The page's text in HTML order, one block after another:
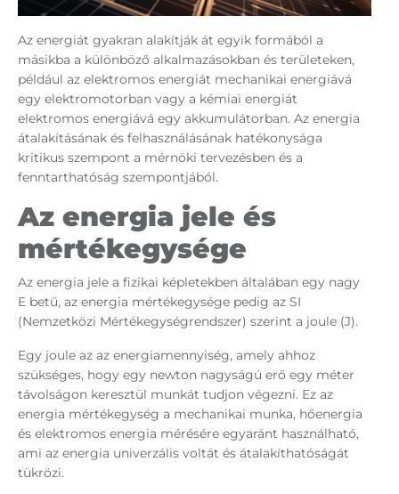
Az energiát gyakran alakítják át egyik formából a
másikba a különböző alkalmazásokban és területeken,
például az elektromos energiát mechanikai energiává
egy elektromotorban vagy a kémiai energiát
elektromos energiává egy akkumulátorban. Az energia
átalakításának és felhasználásának hatékonysága
kritikus szempont a mérnöki tervezésben és a
fenntarthatóság szempontjából.
Az energia jele és
mértékegysége
Az energia jele a fizikai képletekben általában egy nagy
E betű, az energia mértékegysége pedig az SI
(Nemzetközi Mértékegységrendszer) szerint a joule (J).
Egy joule az az energiamennyiség, amely ahhoz
szükséges, hogy egy newton nagyságú erő egy méter
távolságon keresztül munkát tudjon végezni. Ez az
energia mértékegység a mechanikai munka, hőenergia
és elektromos energia mérésére egyaránt használható,
ami az energia univerzális voltát és átalakíthatóságát
tükrözi.